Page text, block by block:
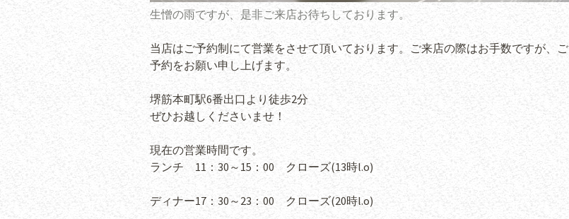
生憎の雨ですが、是非ご来店お待ちしております。
当店はご予約制にて営業をさせて頂いております。ご来店の際はお手数ですが、ご
予約をお願い申し上げます。
堺筋本町駅6番出口より徒歩2分
ぜひお越しくださいませ！
現在の営業時間です。
ランチ 11：30～15：00 クローズ(13時l.o)
ディナー17：30～23：00 クローズ(20時l.o)